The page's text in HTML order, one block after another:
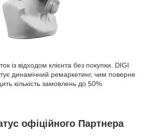
із відходом клієнта без покупки. DIGI
динамічний ремаркетинг, чим поверне
кількість замовлень до 50%.
офіційного Партнера